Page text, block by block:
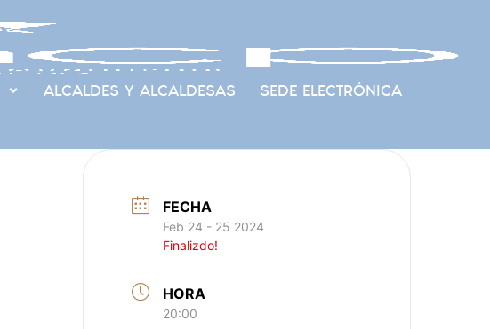
ALCALDES Y ALCALDESAS SEDE ELECTRÓNICA
FECHA
Feb 24 - 25 2024
Finalizdo!
HORA
20:00